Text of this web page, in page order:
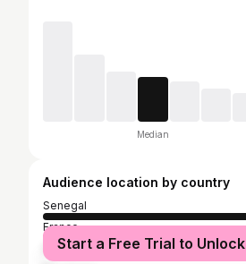
Median
Audience location by country
Senegal
France
ItalyStart a Free Trial to Unlock